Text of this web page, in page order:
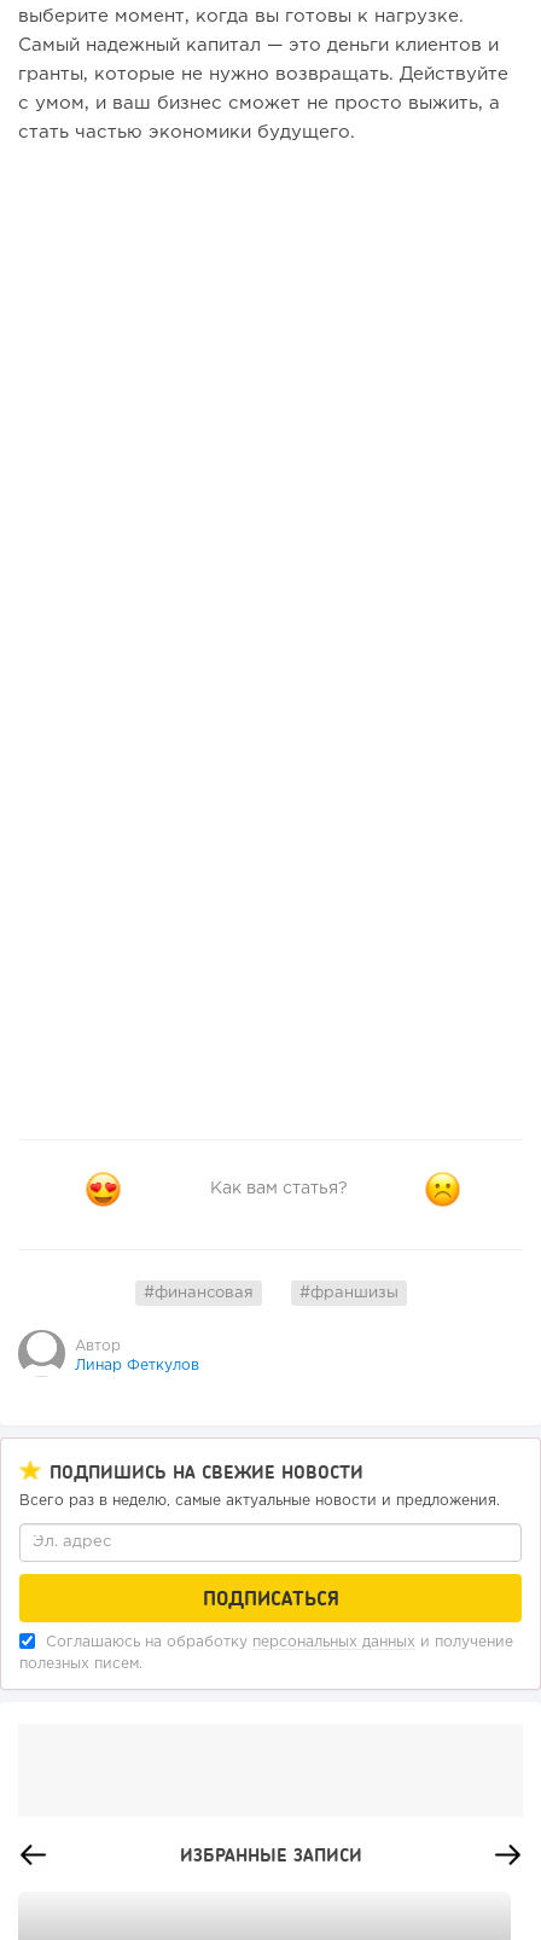
выберите момент, когда вы готовы к нагрузке.
Самый надежный капитал — это деньги клиентов и
гранты, которые не нужно возвращать. Действуйте
с умом, и ваш бизнес сможет не просто выжить, а
стать частью экономики будущего.
Как вам статья?
#финансовая #франшизы
Автор
Линар Феткулов
ПОДПИШИСЬ НА СВЕЖИЕ НОВОСТИ
Всего раз в неделю, самые актуальные новости и предложения.
Соглашаюсь на обработку персональных данных и получение
полезных писем.
ИЗБРАННЫЕ ЗАПИСИ